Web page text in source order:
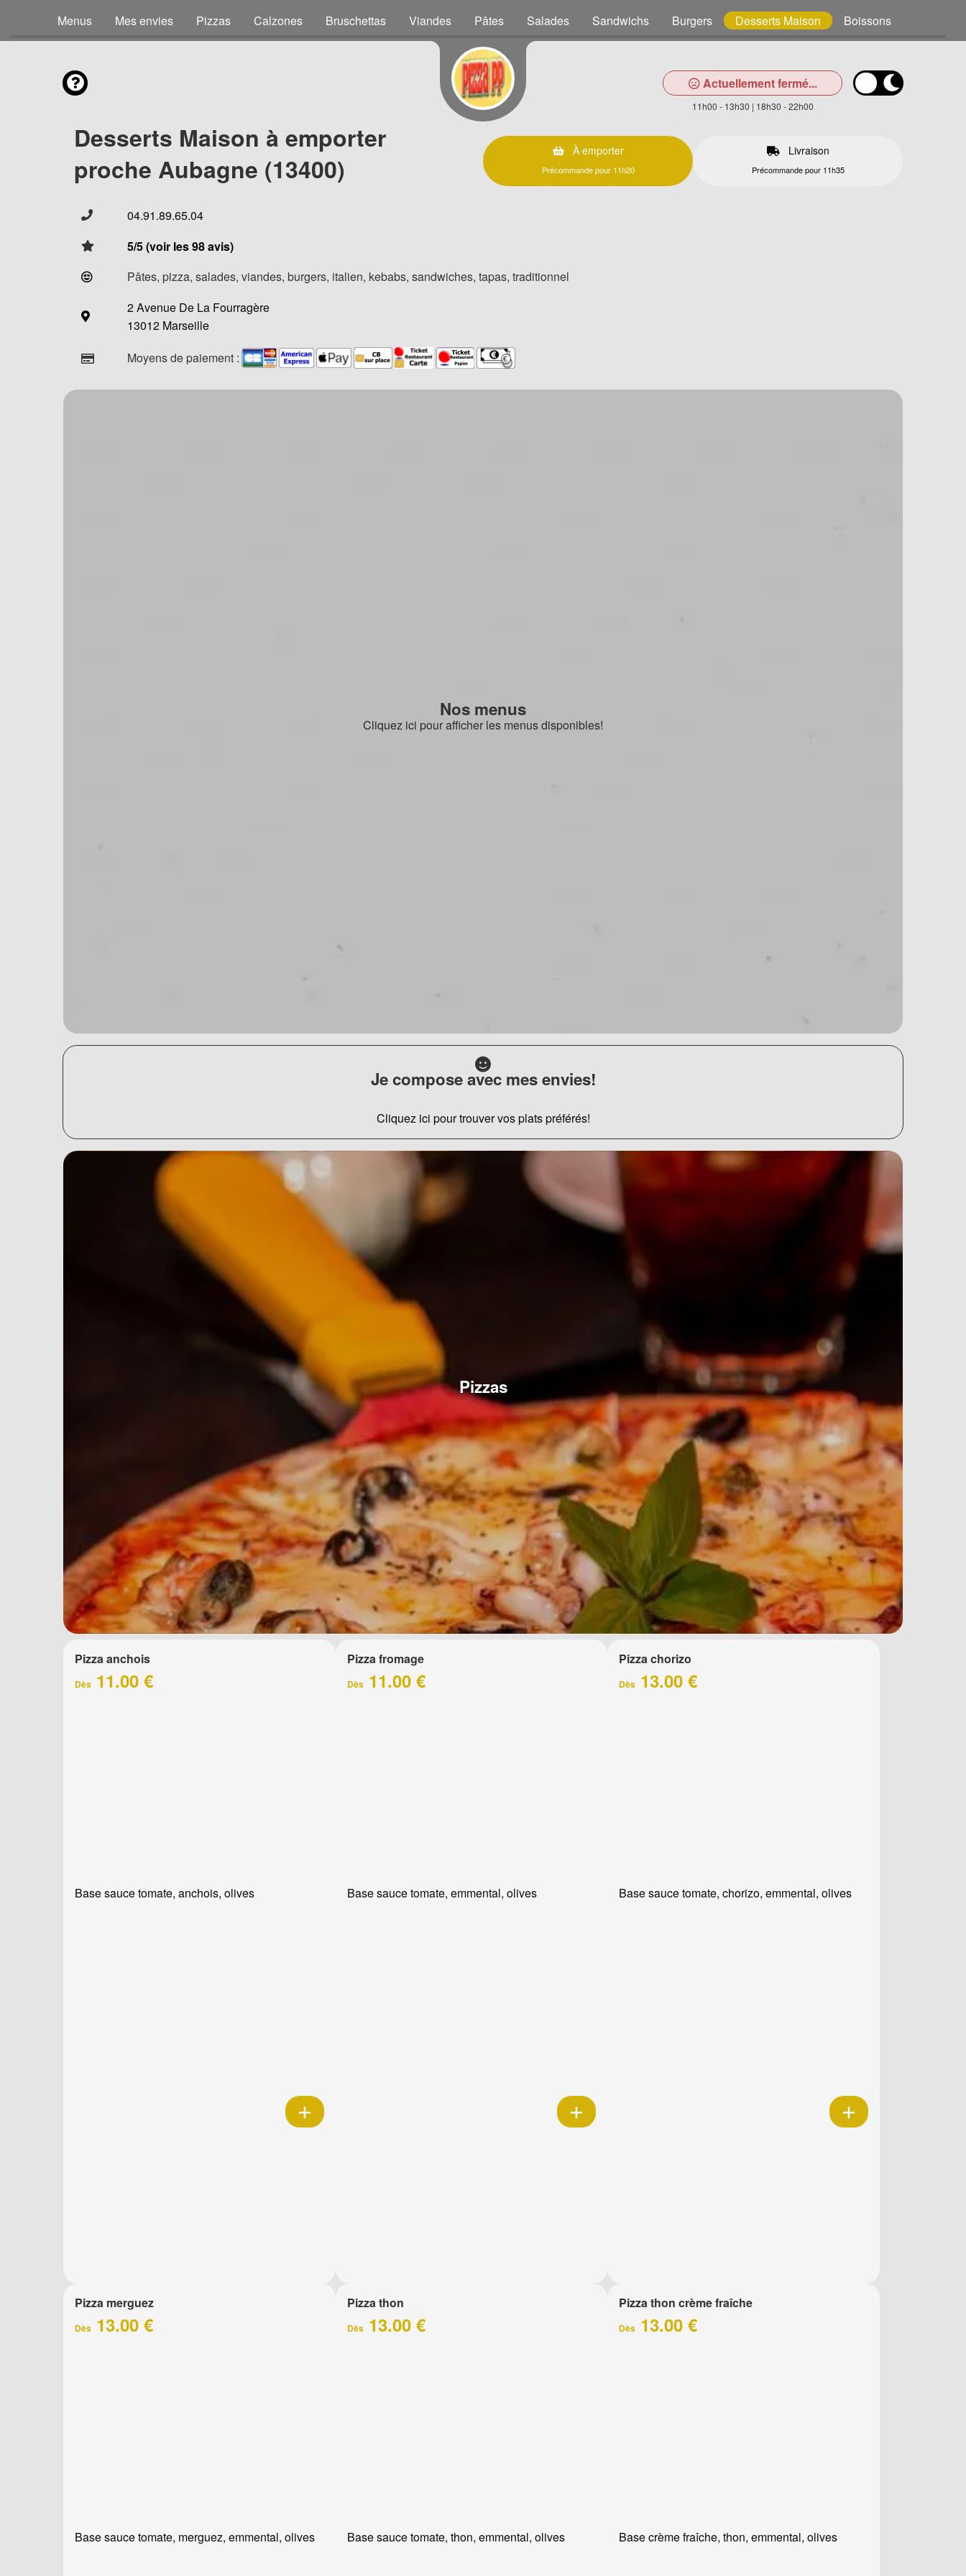
Menus Mes envies Pizzas Calzones Bruschettas Viandes Pâtes Salades Sandwichs Burgers Desserts Maison Boissons
Actuellement fermé...
11h00 - 13h30 | 18h30 - 22h00
Desserts Maison à emporter
proche Aubagne (13400)
À emporter
Précommande pour 11h20
Livraison
Précommande pour 11h35
04.91.89.65.04
5/5 (voir les 98 avis)
Pâtes, pizza, salades, viandes, burgers, italien, kebabs, sandwiches, tapas, traditionnel
2 Avenue De La Fourragère
13012 Marseille
Moyens de paiement :
Nos menus
Cliquez ici pour afficher les menus disponibles!
Je compose avec mes envies!
Cliquez ici pour trouver vos plats préférés!
Pizzas
Pizza anchois
Dès 11.00 €
Base sauce tomate, anchois, olives
Pizza fromage
Dès11.00 €
Base sauce tomate, emmental, olives
Pizza chorizo
Dès 13.00 €
Base sauce tomate, chorizo, emmental, olives
Pizza merguez
Dès 13.00 €
Base sauce tomate, merguez, emmental, olives
Pizza thon
Dès13.00 €
Base sauce tomate, thon, emmental, olives
Pizza thon crème fraîche
Dès 13.00 €
Base crème fraîche, thon, emmental, olives